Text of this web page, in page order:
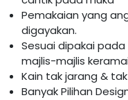
Pemakaian yang
digayakan.
Sesuai dipakai
majlis-majlis
Kain tak jarang &
Banyak Pilihan